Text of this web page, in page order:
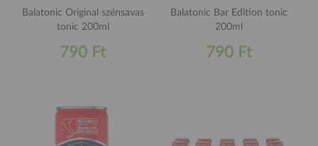
Balatonic Original szénsavas
tonic 200ml
790 Ft
Balatonic Bar Edition tonic
200ml
790 Ft